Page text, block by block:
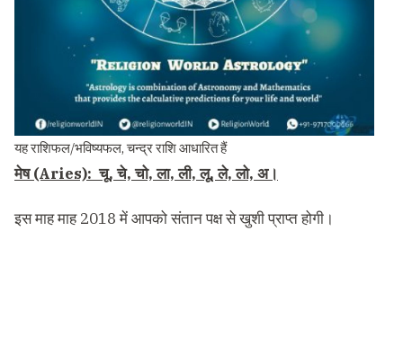
यह राशिफल/भविष्यफल, चन्द्र राशि आधारित हैं
मेष (Aries): चू, चे, चो, ला, ली, लू, ले, लो, अ।
इस माह माह 2018 में आपको संतान पक्ष से खुशी प्राप्त होगी।